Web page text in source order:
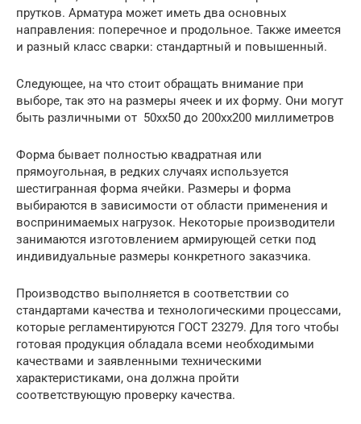
прутков. Арматура может иметь два основных
направления: поперечное и продольное. Также имеется
и разный класс сварки: стандартный и повышенный.
Следующее, на что стоит обращать внимание при
выборе, так это на размеры ячеек и их форму. Они могут
быть различными от 50хх50 до 200хх200 миллиметров
Форма бывает полностью квадратная или
прямоугольная, в редких случаях используется
шестигранная форма ячейки. Размеры и форма
выбираются в зависимости от области применения и
воспринимаемых нагрузок. Некоторые производители
занимаются изготовлением армирующей сетки под
индивидуальные размеры конкретного заказчика.
Производство выполняется в соответствии со
стандартами качества и технологическими процессами,
которые регламентируются ГОСТ 23279. Для того чтобы
готовая продукция обладала всеми необходимыми
качествами и заявленными техническими
характеристиками, она должна пройти
соответствующую проверку качества.